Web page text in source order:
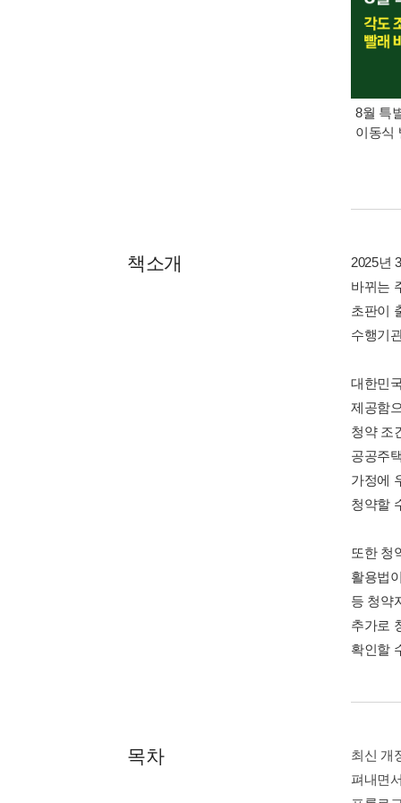
8월 특
이동식
책소개
2025년
바뀌는
초판이
수행기
대한민
제공함
청약 조
공공주
가정에
청약할
또한 청
활용법
등 청약
추가로
확인할
목차
최신 개
펴내면